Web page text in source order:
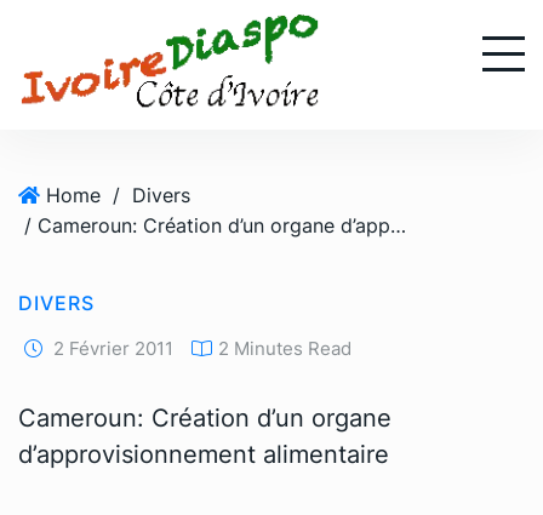
Home / Divers
/ Cameroun: Création d’un organe d’approvisionnement alimentaire
DIVERS
2 Février 2011 2 Minutes Read
Cameroun: Création d’un organe
d’approvisionnement alimentaire